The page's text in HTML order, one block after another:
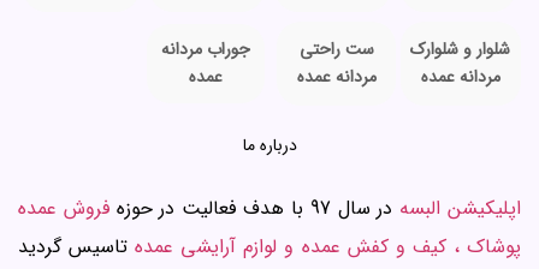
شلوار و شلوارک
مردانه عمده
ست راحتی
مردانه عمده
جوراب مردانه
عمده
درباره ما
اپلیکیشن البسه در سال 97 با هدف فعالیت در حوزه
فروش عمده
پوشاک ، کیف و کفش عمده و لوازم آرایشی عمدهتاسیس گردید